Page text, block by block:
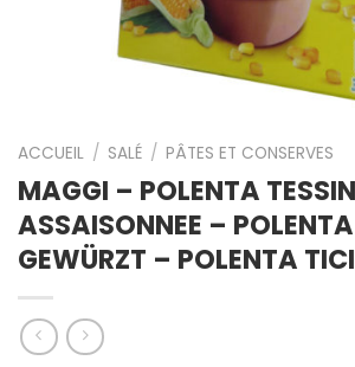
ACCUEIL / SALÉ / PÂTES ET CONSERVES
MAGGI – POLENTA
ASSAISONNEE –
GEWÜRZT – POLENTA